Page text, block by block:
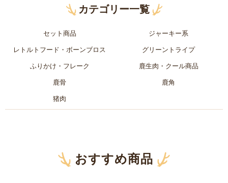
カテゴリー一覧
セット商品
ジャーキー系
レトルトフード・ボーンブロス
グリーントライプ
ふりかけ・フレーク
鹿生肉・クール商品
鹿骨
鹿角
猪肉
おすすめ商品